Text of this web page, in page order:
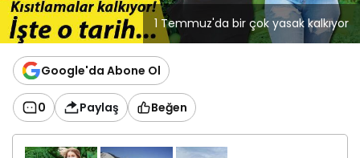
1 Temmuz'da bir çok yasak kalkıyor
Google'da Abone Ol
0 Paylaş Beğen